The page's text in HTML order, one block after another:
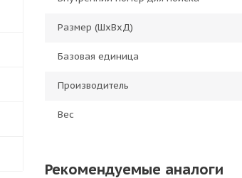
Размер (ШхВхД)
Базовая единица
Производитель
Вес
Рекомендуемые аналоги